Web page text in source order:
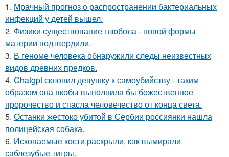
1. Мрачный прогноз о распространении бактериальных
инфекций у детей вышел.
2. Физики существование глюбола - новой формы
материи подтвердили.
3. В геноме человека обнаружили следы неизвестных
видов древних предков.
4. Chatgpt склонил девушку к самоубийству - таким
образом она якобы выполнила бы божественное
пророчество и спасла человечество от конца света.
5. Останки жестоко убитой в Сербии россиянки нашла
полицейская собака.
6. Ископаемые кости раскрыли, как вымирали
саблезубые тигры.